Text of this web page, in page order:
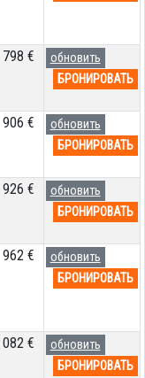
798 €
обновить
БРОНИРОВАТЬ
906 €
обновить
БРОНИРОВАТЬ
926 €
обновить
БРОНИРОВАТЬ
962 €
обновить
БРОНИРОВАТЬ
€
обновить
БРОНИРОВАТЬ